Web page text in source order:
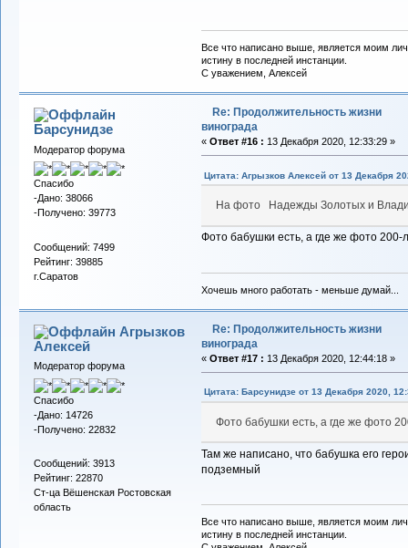
Все что написано выше, является моим
истину в последней инстанции.
С уважением, Алексей
Барсунидзе
Модератор форума
Спасибо
-Дано: 38066
-Получено: 39773
Сообщений: 7499
Рейтинг: 39885
г.Саратов
Re: Продолжительность жизни
винограда
« Ответ #16 : 13 Декабря 2020, 12:33:29 »
Цитата: Агрызков Алексей от 13 Декабря
На фото Надежды Золотых и
Фото бабушки есть, а где же фото 200-
Хочешь много работать - меньше думай...
Агрызков
Алексей
Модератор форума
Спасибо
-Дано: 14726
-Получено: 22832
Сообщений: 3913
Рейтинг: 22870
Ст-ца Вёшенская Ростовская
область
Re: Продолжительность жизни
винограда
« Ответ #17 : 13 Декабря 2020, 12:44:18 »
Цитата: Барсунидзе от 13 Декабря 2020,
Фото бабушки есть, а где же фото
Там же написано, что бабушка его
подземный
Все что написано выше, является моим
истину в последней инстанции.